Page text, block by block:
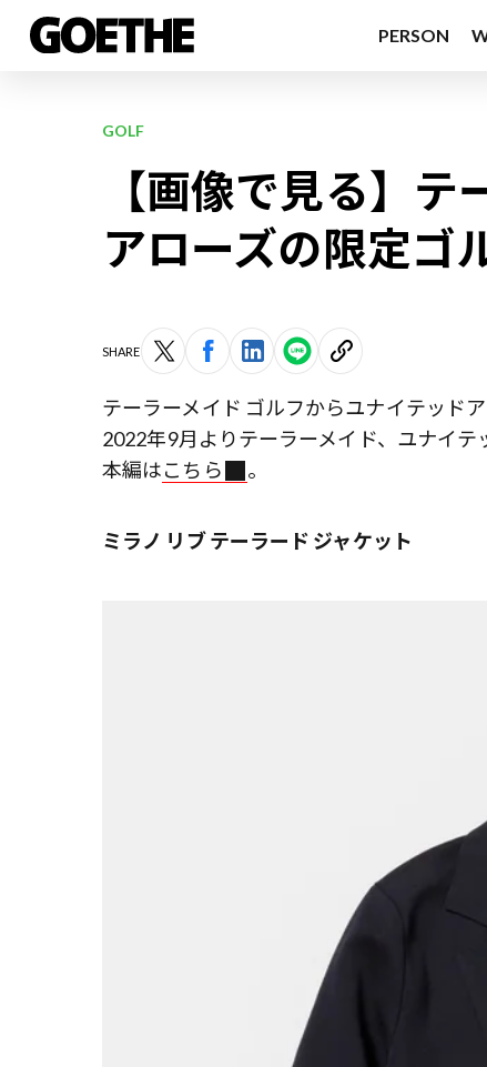
PERSON
GOLF
【画像で見る】
アローズの限定ゴ
SHARE
テーラーメイド ゴルフからユナイテッド
2022年9月よりテーラーメイド、ユナイ
本編はこちら 。
ミラノ リブ テーラード ジャケット